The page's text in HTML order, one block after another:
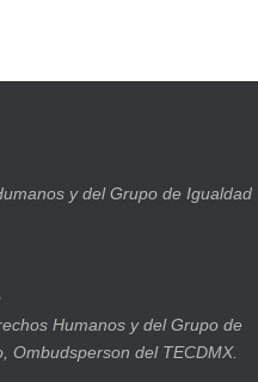
y del Grupo de Igualdad
Humanos y del Grupo de
Ombudsperson del TECDMX.